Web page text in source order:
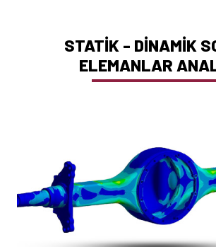
STATİK - DİNAMİK
ELEMANLAR